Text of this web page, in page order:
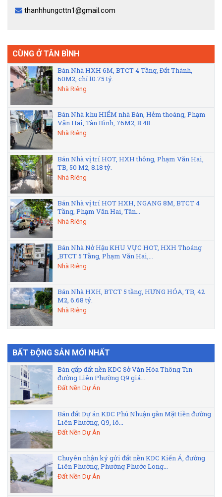
thanhhungcttn1@gmail.com
CÙNG Ở TÂN BÌNH
Bán Nhà HXH 6M, BTCT 4 Tầng, Đất Thánh,
60M2, chỉ 10.75 tỷ.
Nhà Riêng
Bán Nhà khu HIẾM nhà Bán, Hẻm thoáng, Phạm
Văn Hai, Tân Bình, 76M2, 8.48...
Nhà Riêng
Bán Nhà vị trí HOT, HXH thông, Phạm Văn Hai,
TB, 50 M2, 8.18 tỷ.
Nhà Riêng
Bán Nhà vị trí HOT HXH, NGANG 8M, BTCT 4
Tầng, Phạm Văn Hai, Tân...
Nhà Riêng
Bán Nhà Nở Hậu KHU VỰC HOT, HXH Thoáng
,BTCT 5 Tầng, Phạm Văn Hai,...
Nhà Riêng
Bán Nhà HXH, BTCT 5 tầng, HƯNG HÓA, TB, 42
M2, 6.68 tỷ.
Nhà Riêng
BẤT ĐỘNG SẢN MỚI NHẤT
Bán gấp đất nền KDC Sở Văn Hóa Thông Tin
đường Liên Phường Q9 giá...
Đất Nền Dự Án
Bán đất Dự án KDC Phú Nhuận gần Mặt tiền đường
Liên Phường, Q9, lô...
Đất Nền Dự Án
Chuyên nhận ký gửi đất nền KDC Kiến Á, đường
Liên Phường, Phường Phước Long...
Đất Nền Dự Án